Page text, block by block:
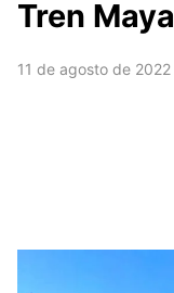
Tren Maya
11 de agosto de 2022